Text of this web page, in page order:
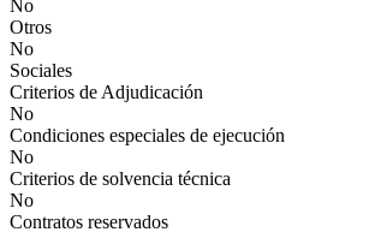
No
Otros
No
Sociales
Criterios de Adjudicación
No
Condiciones especiales de ejecución
No
Criterios de solvencia técnica
No
Contratos reservados